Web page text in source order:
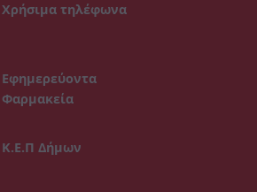
Χρήσιμα τηλέφωνα
Εφημερεύοντα
Φαρμακεία
Κ.Ε.Π Δήμων